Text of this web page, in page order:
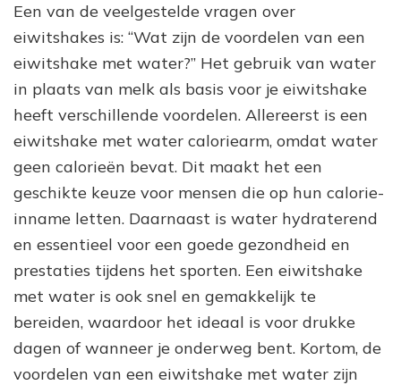
Een van de veelgestelde vragen over
eiwitshakes is: “Wat zijn de voordelen van een
eiwitshake met water?” Het gebruik van water
in plaats van melk als basis voor je eiwitshake
heeft verschillende voordelen. Allereerst is een
eiwitshake met water caloriearm, omdat water
geen calorieën bevat. Dit maakt het een
geschikte keuze voor mensen die op hun calorie-
inname letten. Daarnaast is water hydraterend
en essentieel voor een goede gezondheid en
prestaties tijdens het sporten. Een eiwitshake
met water is ook snel en gemakkelijk te
bereiden, waardoor het ideaal is voor drukke
dagen of wanneer je onderweg bent. Kortom, de
voordelen van een eiwitshake met water zijn